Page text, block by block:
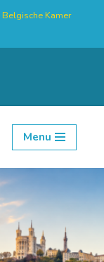
Belgische Kamer
Menu